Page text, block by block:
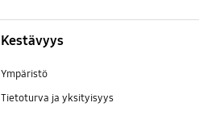
Kestävyys
Ympäristö
Tietoturva ja yksityisyys